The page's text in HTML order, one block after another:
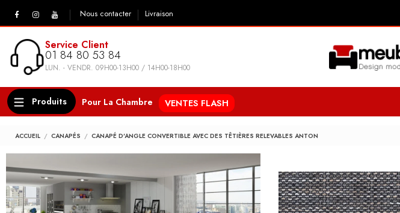
Nous contacter Livraison
Service Client
01 84 80 53 84
LUN. - VENDR. 09H00-13H00 / 14H00-18H00
Produits Pour La Chambre VENTES FLASH
ACCUEIL CANAPÉS CANAPÉ D'ANGLE CONVERTIBLE AVEC DES TÊTIÈRES RELEVABLES ANTON